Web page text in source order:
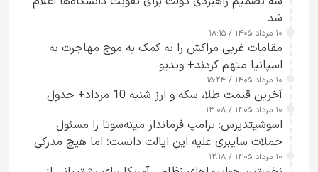
شد
۱۰ مرداد ۱۴۰۵ / ۱۸:۱۵
مقامات غربی مراکش را به کمک به موج مهاجرت به
اسپانیا متهم کردند+ ویدیو
۱۰ مرداد ۱۴۰۵ / ۱۵:۲۴
آخرین قیمت طلا، سکه و ارز شنبه 10 مرداد+ جدول
۱۰ مرداد ۱۴۰۵ / ۱۳:۰۸
اسوشیتدپرس: ترامپ فرماندار مینه‌سوتا را مسئول
حملات سایبری علیه این ایالت دانست؛ اما هیچ مدرکی
ارائه نکرد
۱۰ مرداد ۱۴۰۵ / ۱۲:۱۸